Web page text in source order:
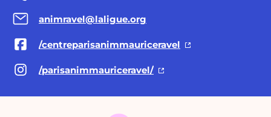
animravel@laligue.org
/centreparisanimmauriceravel
/parisanimmauriceravel/